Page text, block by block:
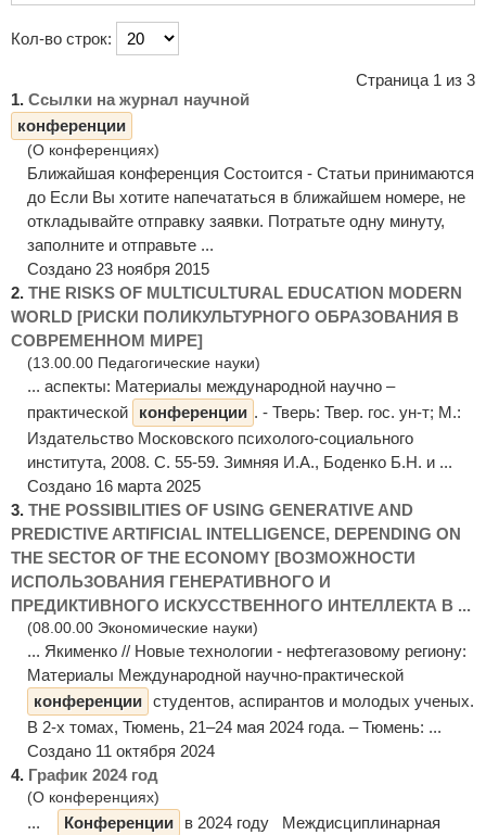
Кол-во строк:
Страница 1 из 3
1. Ссылки на журнал научной
конференции
(О конференциях)
Ближайшая конференция Состоится - Статьи принимаются
до Если Вы хотите напечататься в ближайшем номере, не
откладывайте отправку заявки. Потратьте одну минуту,
заполните и отправьте ...
Создано 23 ноября 2015
2. THE RISKS OF MULTICULTURAL EDUCATION MODERN
WORLD [РИСКИ ПОЛИКУЛЬТУРНОГО ОБРАЗОВАНИЯ В
СОВРЕМЕННОМ МИРЕ]
(13.00.00 Педагогические науки)
... аспекты: Материалы международной научно –
практической
конференции . - Тверь: Твер. гос. ун-т; М.:
Издательство Московского психолого-социального
института, 2008. С. 55-59. Зимняя И.А., Боденко Б.Н. и ...
Создано 16 марта 2025
3. THE POSSIBILITIES OF USING GENERATIVE AND
PREDICTIVE ARTIFICIAL INTELLIGENCE, DEPENDING ON
THE SECTOR OF THE ECONOMY [ВОЗМОЖНОСТИ
ИСПОЛЬЗОВАНИЯ ГЕНЕРАТИВНОГО И
ПРЕДИКТИВНОГО ИСКУССТВЕННОГО ИНТЕЛЛЕКТА В ...
(08.00.00 Экономические науки)
... Якименко // Новые технологии - нефтегазовому региону:
Материалы Международной научно-практической
конференции студентов, аспирантов и молодых ученых.
В 2-х томах, Тюмень, 21–24 мая 2024 года. – Тюмень: ...
Создано 11 октября 2024
4. График 2024 год
(О конференциях)
... Конференции
в 2024 году Междисциплинарная